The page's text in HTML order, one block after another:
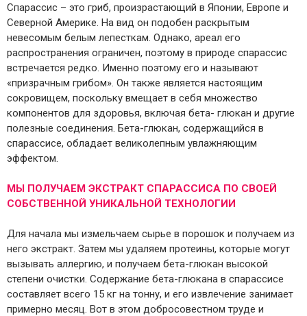
Спарассис – это гриб, произрастающий в Японии, Европе и
Северной Америке. На вид он подобен раскрытым
невесомым белым лепесткам. Однако, ареал его
распространения ограничен, поэтому в природе спарассис
встречается редко. Именно поэтому его и называют
«призрачным грибом». Он также является настоящим
сокровищем, поскольку вмещает в себя множество
компонентов для здоровья, включая бета- глюкан и другие
полезные соединения. Бета-глюкан, содержащийся в
спарассисе, обладает великолепным увлажняющим
эффектом.
МЫ ПОЛУЧАЕМ ЭКСТРАКТ СПАРАССИСА ПО СВОЕЙ
СОБСТВЕННОЙ УНИКАЛЬНОЙ ТЕХНОЛОГИИ
Для начала мы измельчаем сырье в порошок и получаем из
него экстракт. Затем мы удаляем протеины, которые могут
вызывать аллергию, и получаем бета-глюкан высокой
степени очистки. Содержание бета-глюкана в спарассисе
составляет всего 15 кг на тонну, и его извлечение занимает
примерно месяц. Вот в этом добросовестном труде и